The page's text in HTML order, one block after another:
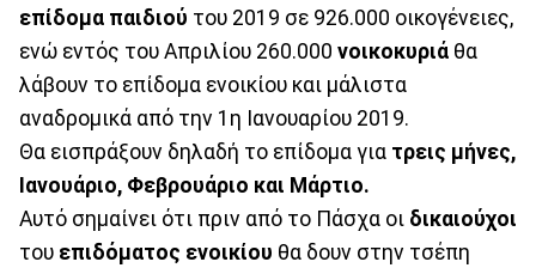
επίδομα παιδιού του 2019 σε 926.000 οικογένειες,
ενώ εντός του Απριλίου 260.000 νοικοκυριά θα
λάβουν το επίδομα ενοικίου και μάλιστα
αναδρομικά από την 1η Ιανουαρίου 2019.
Θα εισπράξουν δηλαδή το επίδομα για τρεις μήνες,
Ιανουάριο, Φεβρουάριο και Μάρτιο.
Αυτό σημαίνει ότι πριν από το Πάσχα οι δικαιούχοι
του επιδόματος ενοικίου θα δουν στην τσέπη